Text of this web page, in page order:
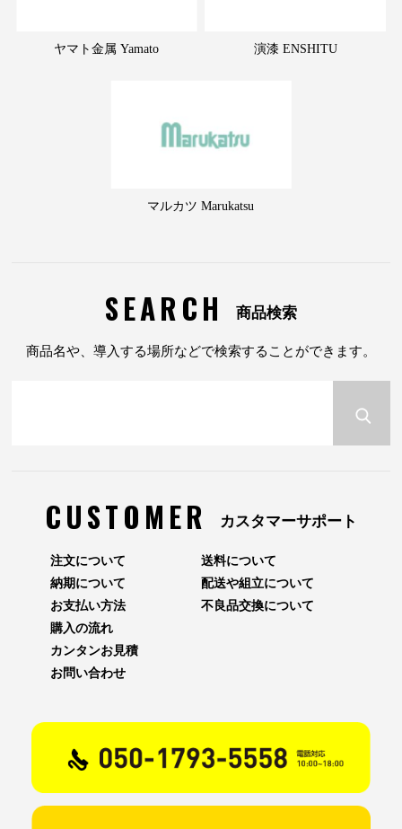
ヤマト金属 Yamato 演漆 ENSHITU
マルカツ Marukatsu
SEARCH 商品検索
商品名や、導入する場所などで検索することができます。
CUSTOMER カスタマーサポート
注文について
納期について
お支払い方法
送料について
配送や組立について
不良品交換について
購入の流れ
カンタンお見積
お問い合わせ